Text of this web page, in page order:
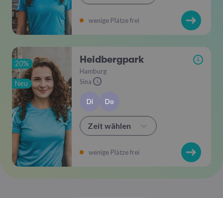
wenige Plätze frei
20%
Neu
Heidbergpark i
Hamburg
Sina
i
Di Do
Zeit wählen
wenige Plätze frei